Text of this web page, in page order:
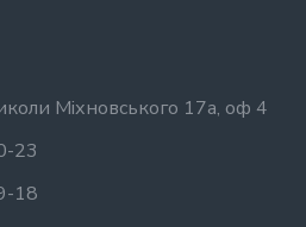
Міхновського 17а, оф 4
23
18